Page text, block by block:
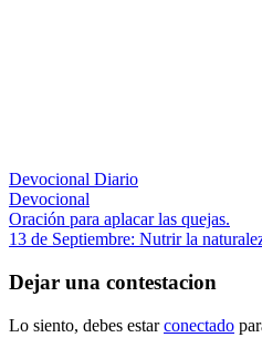
Devocional Diario
Devocional
Navegación
de
entradas
Entrada
anterior:
Oración para aplacar las quejas.
Siguiente
13 de Septiembre: Nutrir la
Dejar una contestacion
Lo siento, debes estarconectado